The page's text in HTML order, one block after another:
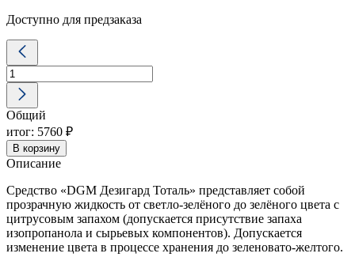
Доступно для предзаказа
Количество
товара
Средство
дезинфицирующее
DGM
Дезигард
Тоталь
5
л
Общий
итог: 5760 ₽
В корзину
Описание
Средство «DGM Дезигард Тоталь» представляет собой
прозрачную жидкость от светло-зелёного до зелёного цвета с
цитрусовым запахом (допускается присутствие запаха
изопропанола и сырьевых компонентов). Допускается
изменение цвета в процессе хранения до зеленовато-желтого.